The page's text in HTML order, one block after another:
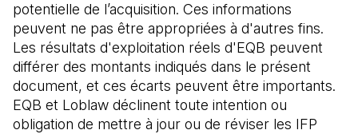
potentielle de l’acquisition. Ces informations
peuvent ne pas être appropriées à d'autres fins.
Les résultats d'exploitation réels d'EQB peuvent
différer des montants indiqués dans le présent
document, et ces écarts peuvent être importants.
EQB et Loblaw déclinent toute intention ou
obligation de mettre à jour ou de réviser les IFP